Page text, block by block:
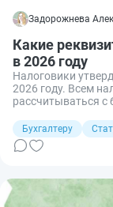
Задорожнева
Какие
в 2026 году
Налоговики
2026 году. Всем
рассчитываться
Рассказываем,
Бухгалтеру